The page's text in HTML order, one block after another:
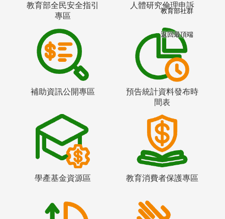
教育部全民安全指引
專區
人體研究倫理申訴
補助資訊公開專區
預告統計資料發布時
間表
學產基金資源區 教育消費者保護專區
教育部社群
返回最頂端